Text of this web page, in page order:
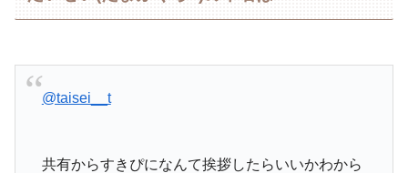
@taisei__t
共有からすきぴになんて挨拶したらいいかわから